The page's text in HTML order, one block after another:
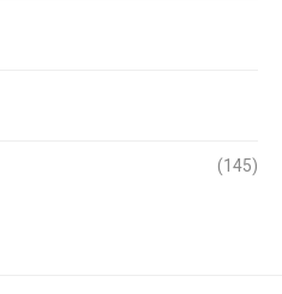
(145)